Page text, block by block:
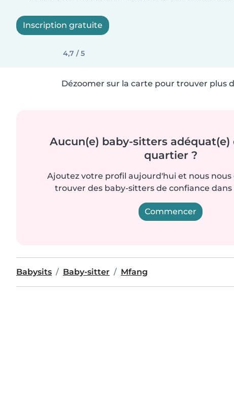
Inscription gratuite
4,7 / 5
Dézoomer sur la carte pour trouver plus
Aucun(e) baby-sitters adéquat(e)
quartier ?
Ajoutez votre profil aujourd'hui et nous nous
trouver des baby-sitters de confiance
Commencer
Babysits Baby-sitter Mfang